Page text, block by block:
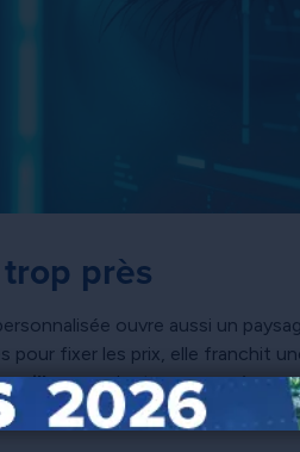
près
ouvre aussi un
pour fixer les prix, elle franchit
». Le terme suggère
souvent sans leur